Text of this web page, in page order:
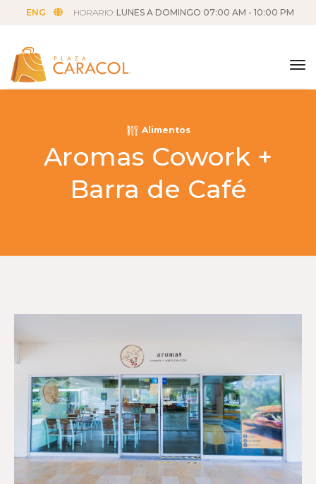
ENG HORARIO: LUNES A DOMINGO 07:00 AM - 10:00 PM
Alimentos
Aromas Cowork +
Barra de Café